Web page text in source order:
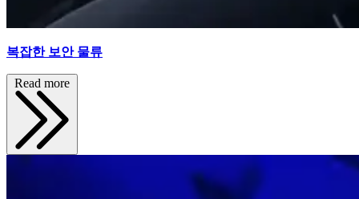
복잡한 보안 물류
Read more